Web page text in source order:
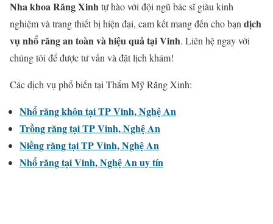
Nha khoa Răng Xinhtự hào với đội ngũ bác sĩ giàu kinh
nghiệm và trang thiết bị hiện đại, cam kết mang đến cho bạn dịch
vụ nhổ răng an toàn và hiệu quả tại Vinh. Liên hệ ngay với
chúng tôi để được tư vấn và đặt lịch khám!
Các dịch vụ phổ biến tại Thẩm Mỹ Răng Xinh:
Nhổ răng khôn tại TP Vinh, Nghệ An
Trồng răng tại TP Vinh, Nghệ An
Niềng răng tại TP Vinh, Nghệ An
Nhổ răng tại Vinh, Nghệ An uy tín